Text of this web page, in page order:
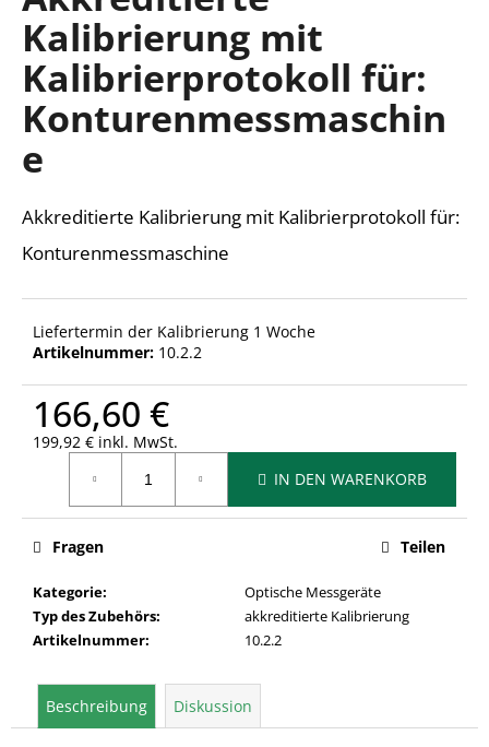
0,0
von
5
Sternen.
Kalibrierung mit
Kalibrierprotokoll für:
Konturenmessmaschin
e
Akkreditierte Kalibrierung mit Kalibrierprotokoll für:
Konturenmessmaschine
Liefertermin der Kalibrierung 1 Woche
Artikelnummer: 10.2.2
166,60 €
199,92 € inkl. MwSt.
IN DEN WARENKORB
Kategorie:
Optische Messgeräte
Typ des Zubehörs:
akkreditierte Kalibrierung
Artikelnummer: 10.2.2
Fragen Teilen
Beschreibung Diskussion
SUCHEN
W
r
e
p
e
l
n